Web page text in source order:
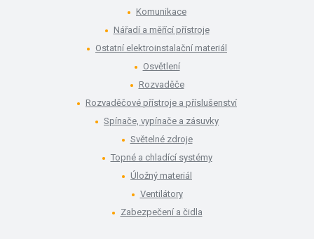
Komunikace
Nářadí a měřící přístroje
Ostatní elektroinstalační materiál
Osvětlení
Rozvaděče
Rozvaděčové přístroje a příslušenství
Spínače, vypínače a zásuvky
Světelné zdroje
Topné a chladící systémy
Úložný materiál
Ventilátory
Zabezpečení a čidla